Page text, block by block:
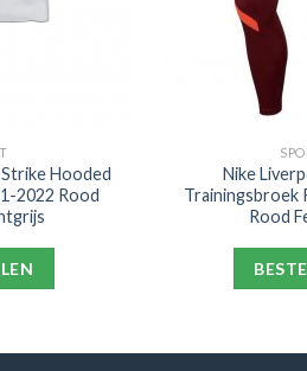
Hooded
2022 Rood
Nike
Trainingsbroek
Rood